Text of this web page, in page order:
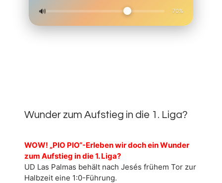
🔊 70%
Wunder zum Aufstieg in die 1. Liga?
WOW! „PIO PIO“-Erleben wir doch ein Wunder
zum Aufstieg in die 1. Liga?
UD Las Palmas behält nach Jesés frühem Tor zur
Halbzeit eine 1:0-Führung.